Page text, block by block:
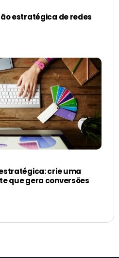
estratégica de redes
crie uma
que gera conversões